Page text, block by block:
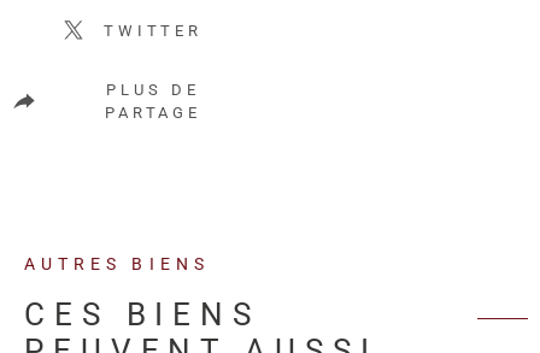
TWITTER
PLUS DE
PARTAGE
AUTRES BIENS
CES BIENS